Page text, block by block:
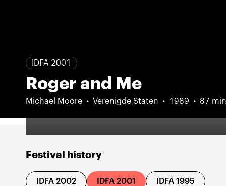
IDFA 2001
Roger and Me
Michael Moore Verenigde Staten 1989 87
Festival history
IDFA 2002 IDFA 2001 IDFA 1995